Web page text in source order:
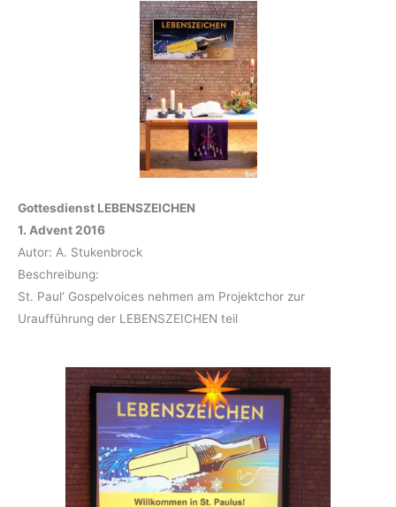
Gottesdienst LEBENSZEICHEN
1. Advent 2016
Autor: A. Stukenbrock
Beschreibung:
St. Paul‘ Gospelvoices nehmen am Projektchor zur
Uraufführung der LEBENSZEICHEN teil